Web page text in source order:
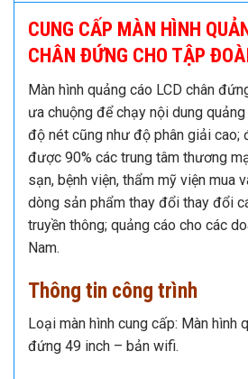
CUNG CẤP MÀN HÌNH
CHÂN ĐỨNG CHO TẬP
Màn hình quảng cáo LCD chân
ưa chuộng để chạy nội dung
độ nét cũng như độ phân giải cao;
được 90% các trung tâm thương
sạn, bệnh viện, thẩm mỹ viện mua
dòng sản phẩm thay đổi thay đổi
truyền thông; quảng cáo cho các
Nam.
Thông tin công trình
Loại màn hình cung cấp: Màn hình
đứng 49 inch – bản wifi.